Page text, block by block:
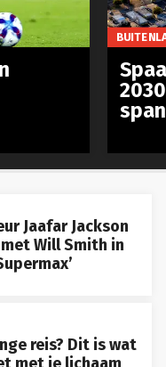
Jaafar Jackson
Will Smith in
reis? Dit is wat
met je lichaam